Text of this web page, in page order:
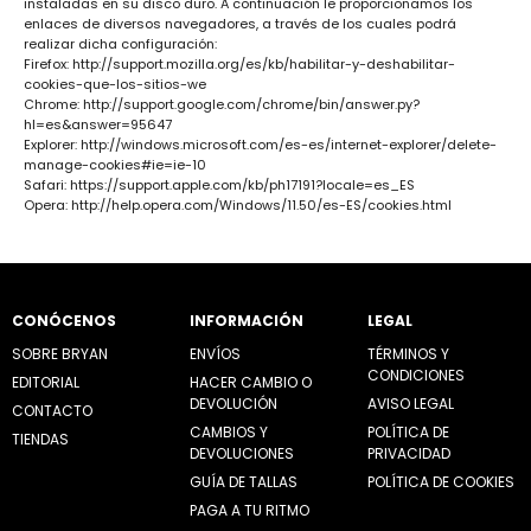
enlaces de diversos navegadores, a través de los cuales podrá
realizar dicha configuración:
Firefox: http://support.mozilla.org/es/kb/habilitar-y-deshabilitar-
cookies-que-los-sitios-we
Chrome: http://support.google.com/chrome/bin/answer.py?
hl=es&answer=95647
Explorer: http://windows.microsoft.com/es-es/internet-explorer/delete-
manage-cookies#ie=ie-10
Safari: https://support.apple.com/kb/ph17191?locale=es_ES
Opera: http://help.opera.com/Windows/11.50/es-ES/cookies.html
CONÓCENOS
SOBRE BRYAN
EDITORIAL
CONTACTO
TIENDAS
INFORMACIÓN
ENVÍOS
HACER CAMBIO O
DEVOLUCIÓN
CAMBIOS Y
DEVOLUCIONES
GUÍA DE TALLAS
PAGA A TU RITMO
LEGAL
TÉRMINOS Y
CONDICIONES
AVISO LEGAL
POLÍTICA DE
PRIVACIDAD
POLÍTICA DE COOKIES